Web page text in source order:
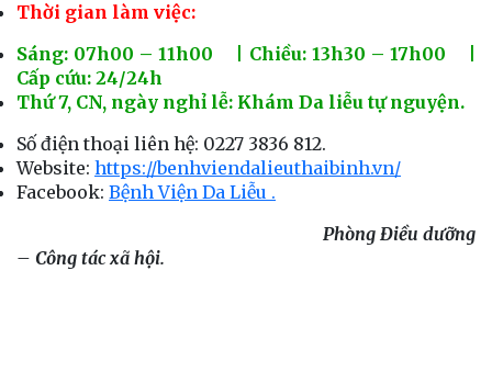
Thời gian làm việc:
Sáng: 07h00 – 11h00 | Chiều: 13h30 – 17h00 |
Cấp cứu: 24/24h
Thứ 7, CN, ngày nghỉ lễ: Khám Da liễu tự nguyện.
Số điện thoại liên hệ: 0227 3836 812.
Website: https://benhviendalieuthaibinh.vn/
Facebook: Bệnh Viện Da Liễu .
Phòng Điều dưỡng
– Công tác xã hội.